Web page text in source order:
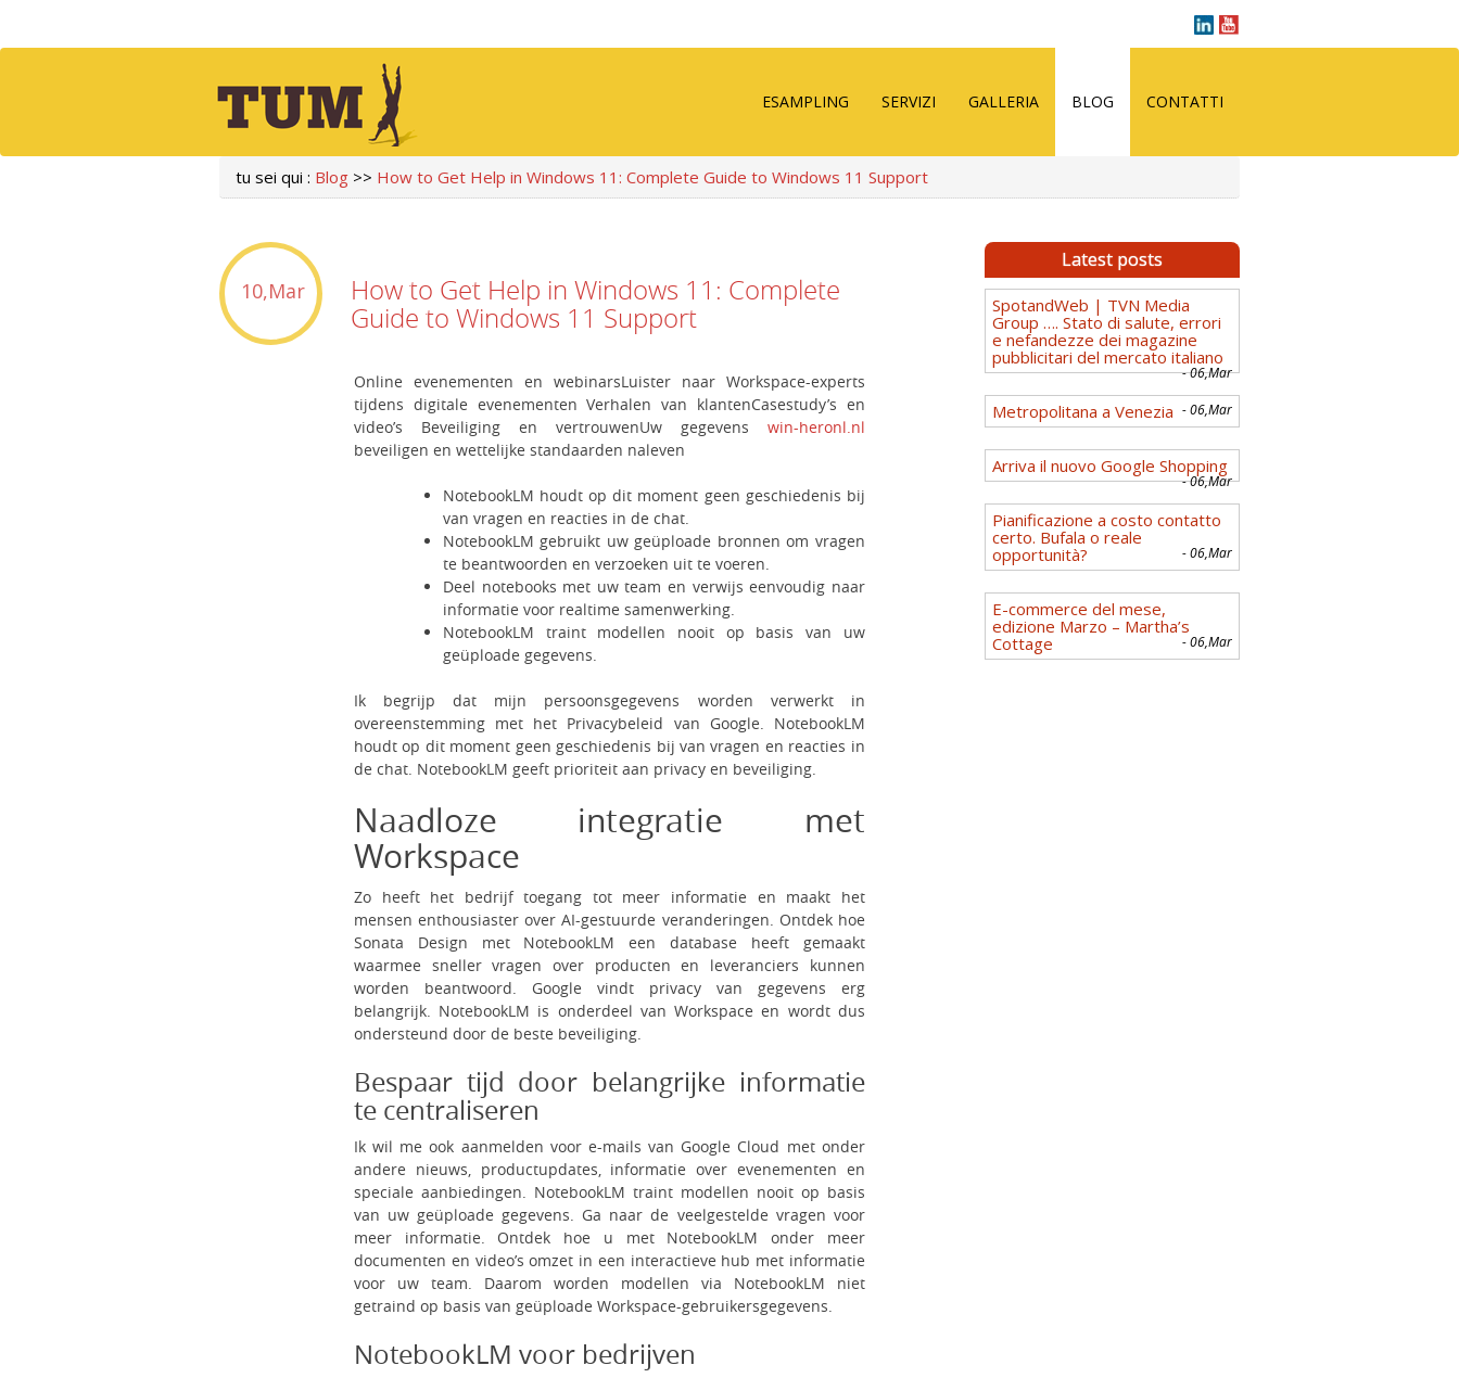
ESAMPLING SERVIZI GALLERIA BLOG CONTATTI
tu sei qui : Blog >> How to Get Help in Windows 11: Complete Guide to Windows 11 Support
10,Mar
How to Get Help in Windows 11: Complete
Guide to Windows 11 Support
Online evenementen en webinarsLuister naar Workspace-experts
tijdens digitale evenementen Verhalen van klantenCasestudy’s en
video’s Beveiliging en vertrouwenUw gegevens win-heronl.nl
beveiligen en wettelijke standaarden naleven
NotebookLM houdt op dit moment geen geschiedenis bij
van vragen en reacties in de chat.
NotebookLM gebruikt uw geüploade bronnen om vragen
te beantwoorden en verzoeken uit te voeren.
Deel notebooks met uw team en verwijs eenvoudig naar
informatie voor realtime samenwerking.
NotebookLM traint modellen nooit op basis van uw
geüploade gegevens.
Ik begrijp dat mijn persoonsgegevens worden verwerkt in
overeenstemming met het Privacybeleid van Google. NotebookLM
houdt op dit moment geen geschiedenis bij van vragen en reacties in
de chat. NotebookLM geeft prioriteit aan privacy en beveiliging.
Naadloze integratie met
Workspace
Zo heeft het bedrijf toegang tot meer informatie en maakt het
mensen enthousiaster over AI-gestuurde veranderingen. Ontdek hoe
Sonata Design met NotebookLM een database heeft gemaakt
waarmee sneller vragen over producten en leveranciers kunnen
worden beantwoord. Google vindt privacy van gegevens erg
belangrijk. NotebookLM is onderdeel van Workspace en wordt dus
ondersteund door de beste beveiliging.
Bespaar tijd door belangrijke informatie
te centraliseren
Ik wil me ook aanmelden voor e-mails van Google Cloud met onder
andere nieuws, productupdates, informatie over evenementen en
speciale aanbiedingen. NotebookLM traint modellen nooit op basis
van uw geüploade gegevens. Ga naar de veelgestelde vragen voor
meer informatie. Ontdek hoe u met NotebookLM onder meer
documenten en video’s omzet in een interactieve hub met informatie
voor uw team. Daarom worden modellen via NotebookLM niet
getraind op basis van geüploade Workspace-gebruikersgegevens.
NotebookLM voor bedrijven
Latest posts
SpotandWeb | TVN Media
Group …. Stato di salute, errori
e nefandezze dei magazine
pubblicitari del mercato italiano
- 06,Mar
Metropolitana a Venezia - 06,Mar
Arriva il nuovo Google Shopping
- 06,Mar
Pianificazione a costo contatto
certo. Bufala o reale
opportunità?
- 06,Mar
E-commerce del mese,
edizione Marzo – Martha’s
Cottage
- 06,Mar